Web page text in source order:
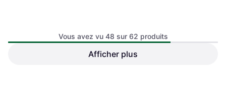
Ickle Bubba Base De Siège
Nuna Base Next
Base de siège auto, Rotatif
Vous avez vu 48 sur 62 produits
Afficher plus